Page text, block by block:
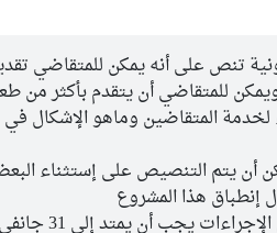
تنص على أنه يمكن للمتقاضي
للمتقاضي أن يتقدم بأكثر من
لخدمة المتقاضين وماهو الإشكال في
أن يتم التنصيص على إستثناء
هذا المشروع